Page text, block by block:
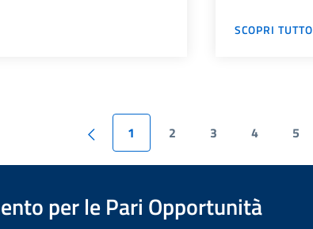
SCOPRI TUTTO
1 2 3 4 5
per le Pari Opportunità